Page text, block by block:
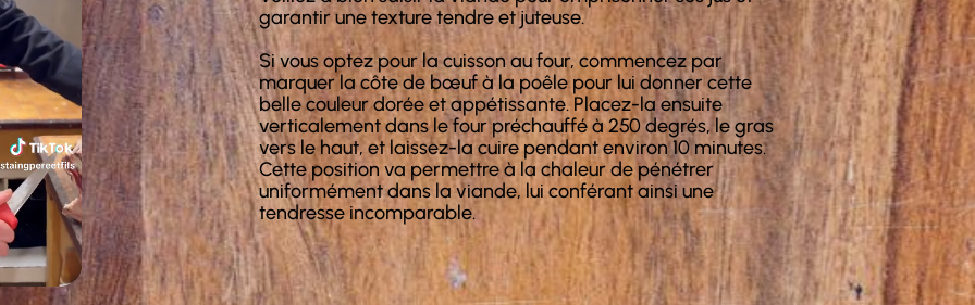
garantir une texture tendre et juteuse.
Si vous optez pour la cuisson au four, commencez par
marquer la côte de bœuf à la poêle pour lui donner cette
belle couleur dorée et appétissante. Placez-la ensuite
verticalement dans le four préchauffé à 250 degrés, le gras
vers le haut, et laissez-la cuire pendant environ 10 minutes.
Cette position va permettre à la chaleur de pénétrer
uniformément dans la viande, lui conférant ainsi une
tendresse incomparable.